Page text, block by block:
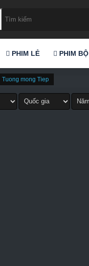
PHIM LẺ PHIM BỘ
Tuong mong Tiep